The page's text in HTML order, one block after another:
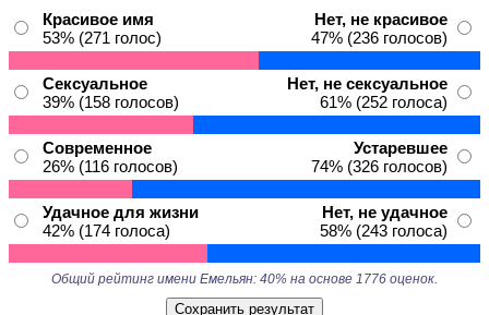
Красивое имя
53% (271 голос)
Нет, не красивое
47% (236 голосов)
Сексуальное
39% (158 голосов)
Нет, не сексуальное
61% (252 голоса)
Современное
26% (116 голосов)
Устаревшее
74% (326 голосов)
Удачное для жизни
42% (174 голоса)
Нет, не удачное
58% (243 голоса)
Общий рейтинг имени Емельян: 40% на основе 1776 оценок.